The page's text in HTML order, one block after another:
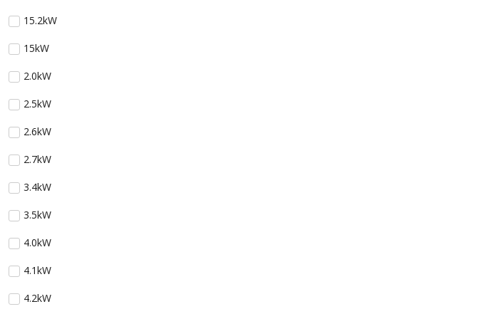
15.2kW
15kW
2.0kW
2.5kW
2.6kW
2.7kW
3.4kW
3.5kW
4.0kW
4.1kW
4.2kW